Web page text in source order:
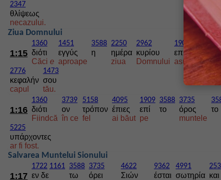
2347
θλίψεως
necazului.
Ziua Domnului
1:15
1360
διότι
Căci e
1451
εγγύς
aproape
3588
η
2250
ημέρα
ziua
2962
κυρίου
Domnului
1909
επί
asupra
3956
tuturor
2776
κεφαλήν
capul
1473
σου
tău.
1:16
1360
διότι
Fiindcă
3739
ον
în ce
5158
τρόπον
fel
4095
έπιες
ai băut
1909
επί
pe
3588
το
3735
όρος
muntele
το
5225
υπάρχοντες
ar fi fost.
Salvarea Muntelui Sionului
1:17
1722 1161
εν δε
3588
τω
3735
όρει
4622
Σιών
9362
έσται
4991
σωτηρία και